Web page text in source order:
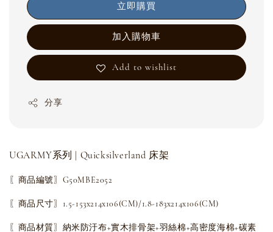
立即購買
加入購物車
Add to wishlist
分享
UGARMY系列 | Quicksilverland 床架
〖商品編號〗G50MBE2052
〖商品尺寸〗1.5-153x214x106(CM)/1.8-183x214x106(CM)
〖商品材質〗納米防汙布+實木排骨架+羽絲棉+高密度海棉+碳素